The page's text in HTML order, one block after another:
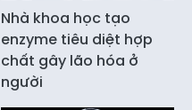
Nhà khoa học tạo
enzyme tiêu diệt hợp
chất gây lão hóa ở
người